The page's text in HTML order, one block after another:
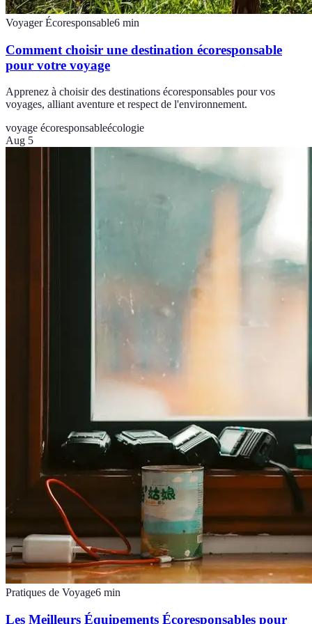
Voyager Écoresponsable6 min
Comment choisir une destination écoresponsable
pour votre voyage
Apprenez à choisir des destinations écoresponsables pour vos
voyages, alliant aventure et respect de l'environnement.
voyage écoresponsableécologie
Aug 5
Pratiques de Voyage6 min
Les Meilleurs Équipements Écoresponsables pour